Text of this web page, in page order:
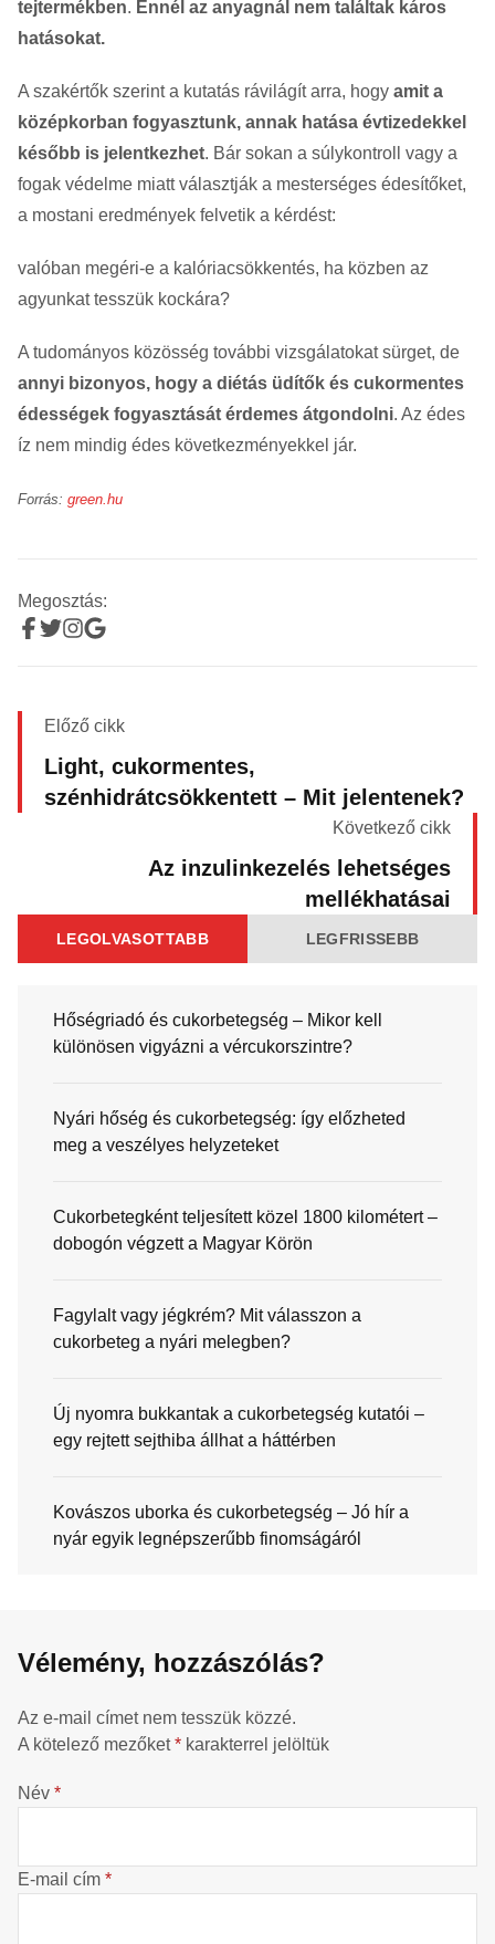
tejtermékben. Ennél az anyagnál nem találtak káros
hatásokat.
A szakértők szerint a kutatás rávilágít arra, hogy amit a
középkorban fogyasztunk, annak hatása évtizedekkel
később is jelentkezhet. Bár sokan a súlykontroll vagy a
fogak védelme miatt választják a mesterséges édesítőket,
a mostani eredmények felvetik a kérdést:
valóban megéri-e a kalóriacsökkentés, ha közben az
agyunkat tesszük kockára?
A tudományos közösség további vizsgálatokat sürget, de
annyi bizonyos, hogy a diétás üdítők és cukormentes
édességek fogyasztását érdemes átgondolni. Az édes
íz nem mindig édes következményekkel jár.
Forrás: green.hu
Megosztás:
Előző cikk
Light, cukormentes,
szénhidrátcsökkentett – Mit jelentenek?
Következő cikk
Az inzulinkezelés lehetséges
mellékhatásai
LEGOLVASOTTABB LEGFRISSEBB
Hőségriadó és cukorbetegség – Mikor kell
különösen vigyázni a vércukorszintre?
Nyári hőség és cukorbetegség: így előzheted
meg a veszélyes helyzeteket
Cukorbetegként teljesített közel 1800 kilométert –
dobogón végzett a Magyar Körön
Fagylalt vagy jégkrém? Mit válasszon a
cukorbeteg a nyári melegben?
Új nyomra bukkantak a cukorbetegség kutatói –
egy rejtett sejthiba állhat a háttérben
Kovászos uborka és cukorbetegség – Jó hír a
nyár egyik legnépszerűbb finomságáról
Vélemény, hozzászólás?
Az e-mail címet nem tesszük közzé.
A kötelező mezőket* karakterrel jelöltük
Név *
E-mail cím *